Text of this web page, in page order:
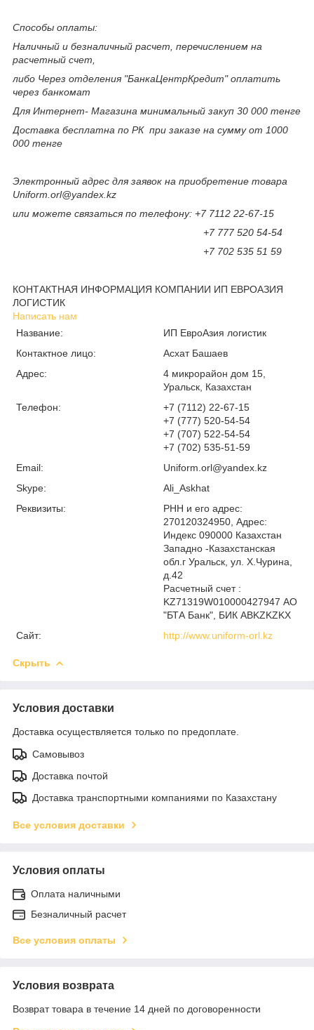
Способы оплаты:
Наличный и безналичный расчет, перечислением на
расчетный счет,
либо Через отделения "БанкаЦентрКредит" оплатить
через банкомат
Для Интернет- Магазина минимальный закуп 30 000 тенге
Доставка бесплатна по РК при заказе на сумму от 1000
000 тенге
Электронный адрес для заявок на приобретение товара
Uniform.orl@yandex.kz
или можете связаться по телефону: +7 7112 22-67-15
+7 777 520 54-54
+7 702 535 51 59
КОНТАКТНАЯ ИНФОРМАЦИЯ КОМПАНИИ ИП ЕВРОАЗИЯ
ЛОГИСТИК
Написать нам
Название:
ИП ЕвроАзия логистик
Контактное лицо:
Асхат Башаев
Адрес:
4 микрорайон дом 15,
Уральск, Казахстан
Телефон:
+7 (7112) 22-67-15
+7 (777) 520-54-54
+7 (707) 522-54-54
+7 (702) 535-51-59
Email:
Uniform.orl@yandex.kz
Skype:
Ali_Askhat
Реквизиты:
РНН и его адрес:
270120324950, Адрес:
Индекс 090000 Казахстан
Западно -Казахстанская
обл.г Уральск, ул. Х.Чурина,
д.42
Расчетный счет :
KZ71319W010000427947 АО
"БТА Банк", БИК ABKZKZKX
Сайт:
http://www.uniform-orl.kz
Скрыть
Условия доставки
Доставка осуществляется только по предоплате.
Самовывоз
Доставка почтой
Доставка транспортными компаниями по Казахстану
Все условия доставки
Условия оплаты
Оплата наличными
Безналичный расчет
Все условия оплаты
Условия возврата
Возврат товара в течение 14 дней по договоренности